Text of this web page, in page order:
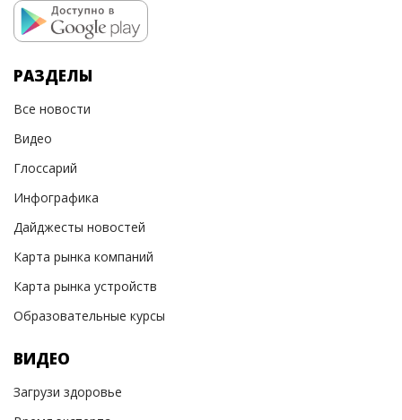
РАЗДЕЛЫ
Все новости
Видео
Глоссарий
Инфографика
Дайджесты новостей
Карта рынка компаний
Карта рынка устройств
Образовательные курсы
ВИДЕО
Загрузи здоровье